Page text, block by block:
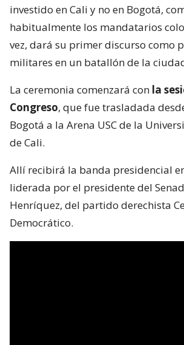
investido en Cali y no en Bogotá,
habitualmente los mandatarios
vez, dará su primer discurso como
militares en un batallón de la
La ceremonia comenzará con la
Congreso, que fue trasladada
Bogotá a la Arena USC de la
de Cali.
Allí recibirá la banda presidencial
liderada por el presidente del
Henríquez, del partido derechista
Democrático.